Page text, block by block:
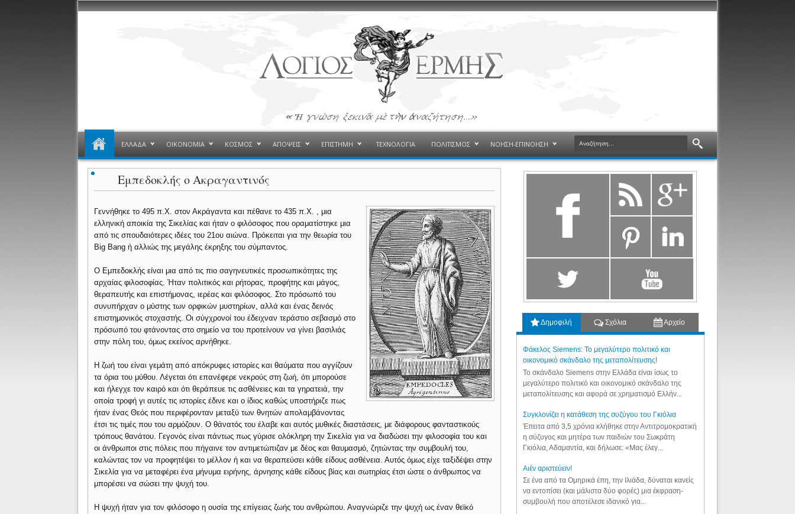
ΕΛΛΑΔΑ ΟΙΚΟΝΟΜΙΑ ΚΟΣΜΟΣ ΑΠΟΨΕΙΣ ΕΠΙΣΤΗΜΗ ΤΕΧΝΟΛΟΓΙΑ ΠΟΛΙΤΙΣΜΟΣ ΝΟΗΣΗ-ΕΠΙΝΟΗΣΗ
Εμπεδοκλής ο Ακραγαντινός
Γεννήθηκε το 495 π.Χ. στον Ακράγαντα και πέθανε το 435 π.Χ. , μια
ελληνική αποικία της Σικελίας και ήταν ο φιλόσοφος που οραματίστηκε μια
από τις σπουδαιότερες ιδέες του 21ου αιώνα. Πρόκειται για την θεωρία του
Big Bang ή αλλιώς της μεγάλης έκρηξης του σύμπαντος.
Ο Εμπεδοκλής είναι μια από τις πιο σαγηνευτικές προσωπικότητες της
αρχαίας φιλοσοφίας. Ήταν πολιτικός και ρήτορας, προφήτης και μάγος,
θεραπευτής και επιστήμονας, ιερέας και φιλόσοφος. Στο πρόσωπό του
συνυπήρχαν ο μύστης των ορφικών μυστηρίων, αλλά και ένας δεινός
επιστημονικός στοχαστής. Οι σύγχρονοί του έδειχναν τεράστιο σεβασμό στο
πρόσωπό του φτάνοντας στο σημείο να του προτείνουν να γίνει βασιλιάς
στην πόλη του, όμως εκείνος αρνήθηκε.
Η ζωή του είναι γεμάτη από απόκρυφες ιστορίες και θαύματα που αγγίζουν
τα όρια του μύθου. Λέγεται ότι επανέφερε νεκρούς στη ζωή, ότι μπορούσε
και ήλεγχε τον καιρό και ότι θεράπευε τις ασθένειες και τα γηρατειά, την
οποία τροφή γι αυτές τις ιστορίες έδινε και ο ίδιος καθώς υποστήριζε πως
ήταν ένας Θεός που περιφέρονταν μεταξύ των θνητών απολαμβάνοντας
έτσι τις τιμές που του αρμόζουν. Ο θάνατός του έλαβε και αυτός μυθικές διαστάσεις, με διάφορους φανταστικούς
τρόπους θανάτου. Γεγονός είναι πάντως πως γύρισε ολόκληρη την Σικελία για να διαδώσει την φιλοσοφία του και
οι άνθρωποι στις πόλεις που πήγαινε τον αντιμετώπιζαν με δέος και θαυμασμό, ζητώντας την συμβουλή του,
καλώντας τον να προφητέψει το μέλλον ή και να θεραπεύσει κάθε είδους ασθένεια. Αυτός όμως είχε ταξιδέψει στην
Σικελία για να μεταφέρει ένα μήνυμα ειρήνης, άρνησης κάθε είδους βίας και σωτηρίας έτσι ώστε ο άνθρωπος να
μπορέσει να σώσει την ψυχή του.
Η ψυχή ήταν για τον φιλόσοφο η ουσία της επίγειας ζωής του ανθρώπου. Αναγνώριζε την ψυχή ως έναν θεϊκό
Δημοφιλή Σχόλια Αρχείο
Φάκελος Siemens: Το μεγαλύτερο πολιτικό και
οικονομικό σκάνδαλο της μεταπολίτευσης!
Το σκάνδαλο Siemens στην Ελλάδα είναι ίσως το
μεγαλύτερο πολιτικό και οικονομικό σκάνδαλο της
μεταπολίτευσης και αφορά σε χρηματισμό Ελλήν...
Συγκλονίζει η κατάθεση της συζύγου του Γκιόλια
Έπειτα από 3,5 χρόνια κλήθηκε στην Αντιτρομοκρατική
η σύζυγος και μητέρα των παιδιών του Σωκράτη
Γκιόλια, Αδαμαντία, και δήλωσε: «Μας έλεγ...
Aιέν αριστεύειν!
Σε ένα από τα Ομηρικά έπη, την Ιλιάδα, δύναται κανείς
να εντοπίσει (και μάλιστα δύο φορές) μια έκφραση-
συμβουλή που αποτέλεσε ιδανικό για...